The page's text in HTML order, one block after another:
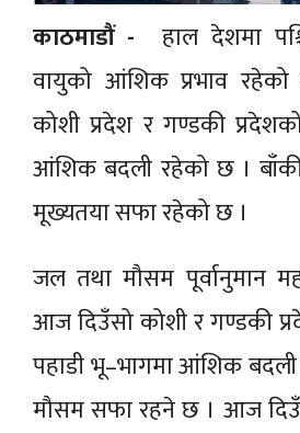
काठमाडौं - हाल देशमा
वायुको आंशिक प्रभाव
कोशी प्रदेश र गण्डकी
आंशिक बदली रहेको छ ।
मूख्यतया सफा रहेको छ ।
जल तथा मौसम पूर्वानुमान
आज दिउँसो कोशी र गण्डकी
पहाडी भू–भागमा आंशिक बदली
मौसम सफा रहने छ । आज